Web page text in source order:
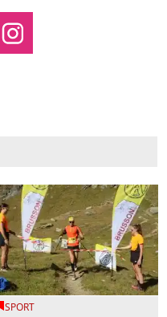
SPORT